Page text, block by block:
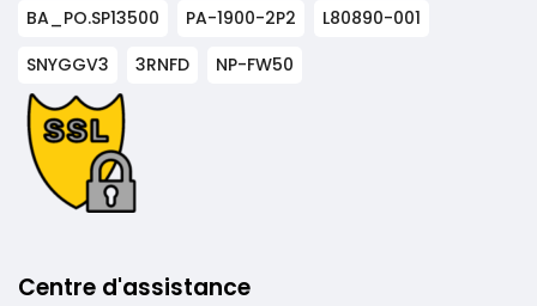
BA_PO.SP13500 PA-1900-2P2
L80890-001
SNYGGV3
3RNFD NP-FW50
Centre d'assistance